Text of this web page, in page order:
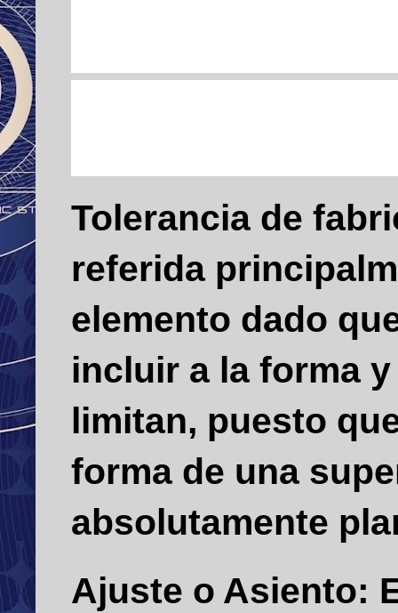
Tolerancia de
referida
elemento dado
incluir a la forma
limitan, puesto
forma de una
absolutamente
Ajuste o Asiento: